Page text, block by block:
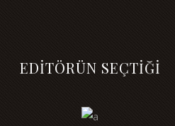
EDİTÖRÜN SEÇTİĞİ